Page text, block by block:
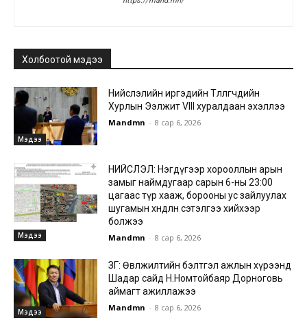
Холбоотой мэдээ
Мэдээ
Нийслэлийн иргэдийн Төлөөлөгчдийн
Хурлын Ээлжит VIII хуралдаан эхэллээ
Mandmn - 8 сар 6, 2026
Мэдээ
НИЙСЛЭЛ: Нэгдүгээр хорооллын арын
замыг наймдугаар сарын 6-ны 23:00
цагаас түр хааж, борооны ус зайлуулах
шугамын хөндлөн сэтэлгээ хийхээр
болжээ
Mandmn - 8 сар 6, 2026
Мэдээ
ЗГ: Өвөлжилтийн бэлтгэл ажлын хүрээнд
Шадар сайд Н.Номтойбаяр Дорноговь
аймагт ажиллажээ
Mandmn - 8 сар 6, 2026